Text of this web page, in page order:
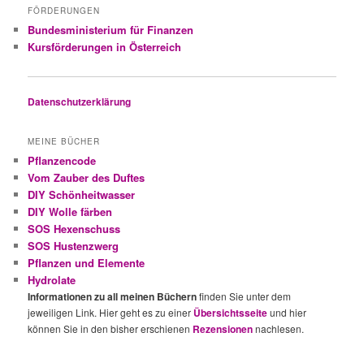
FÖRDERUNGEN
Bundesministerium für Finanzen
Kursförderungen in Österreich
Datenschutzerklärung
MEINE BÜCHER
Pflanzencode
Vom Zauber des Duftes
DIY Schönheitwasser
DIY Wolle färben
SOS Hexenschuss
SOS Hustenzwerg
Pflanzen und Elemente
Hydrolate
Informationen zu all meinen Büchernfinden Sie unter dem
jeweiligen Link. Hier geht es zu einer Übersichtsseiteund hier
können Sie in den bisher erschienen Rezensionennachlesen.